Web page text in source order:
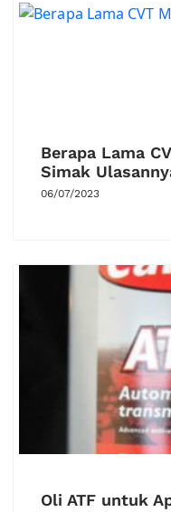
Berapa Lama
Simak
06/07/2023
Oli ATF untuk